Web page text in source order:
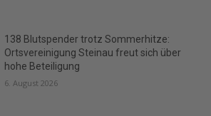
138 Blutspender trotz Sommerhitze:
Ortsvereinigung Steinau freut sich über
hohe Beteiligung
6. August 2026